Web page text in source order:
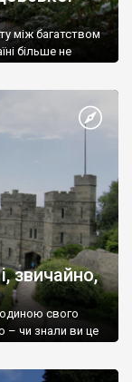
між багатством
більше не
звичайно,
свого
– чи знали ви це